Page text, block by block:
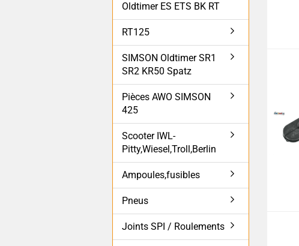
Oldtimer ES ETS BK RT
RT125
SIMSON Oldtimer SR1
SR2 KR50 Spatz
Pièces AWO SIMSON
425
Scooter IWL-
Pitty,Wiesel,Troll,Berlin
Ampoules,fusibles
Pneus
Joints SPI / Roulements